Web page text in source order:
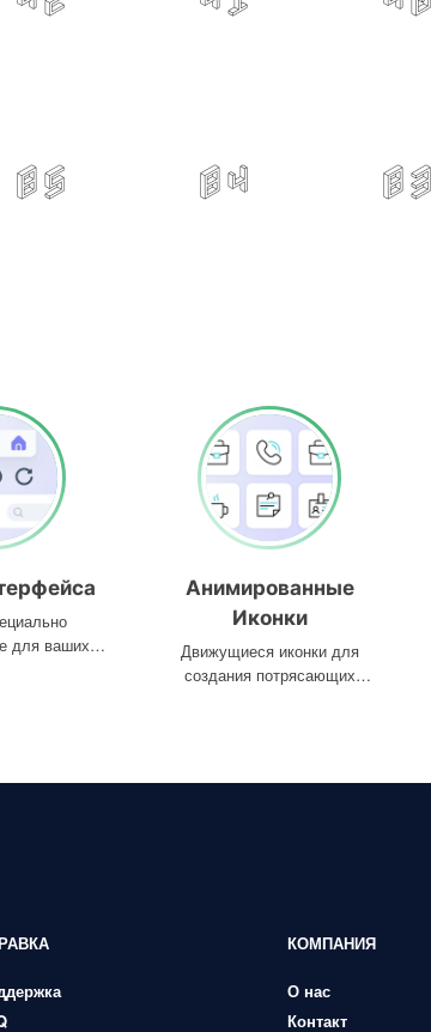
для ваших
Анимированные
Иконки
Движущиеся иконки для
создания потрясающих
КОМПАНИЯ
О нас
Контакт